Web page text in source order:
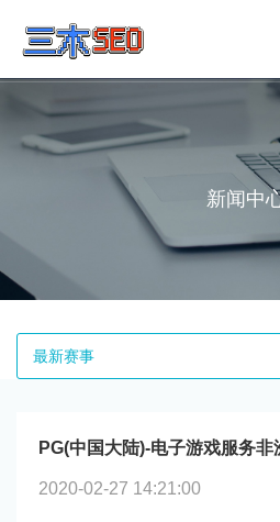
新闻中
最新赛事
PG(中国大陆)-电子游戏服务
2020-02-27 14:21:00